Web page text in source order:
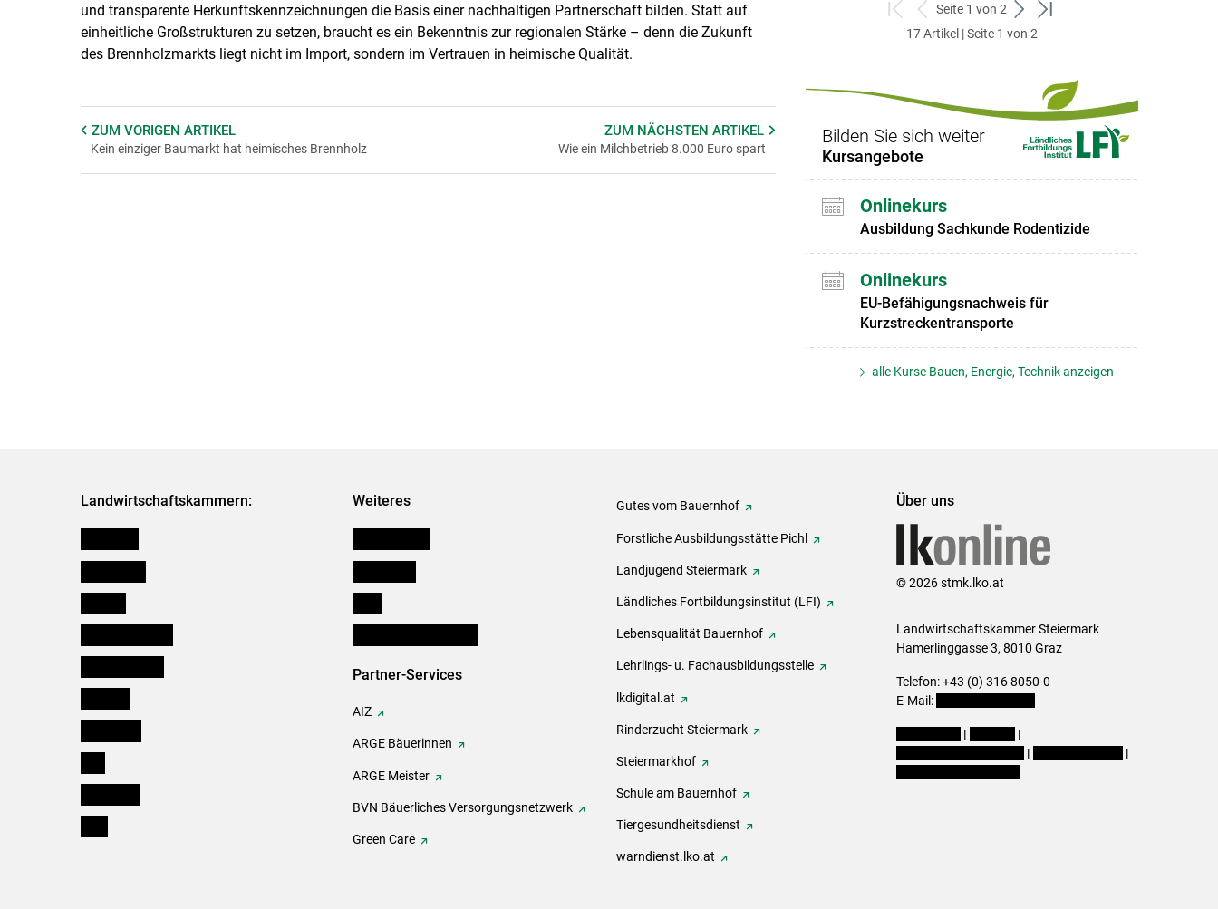
und transparente Herkunftskennzeichnungen die Basis einer nachhaltigen Partnerschaft bilden. Statt auf
einheitliche Großstrukturen zu setzen, braucht es ein Bekenntnis zur regionalen Stärke – denn die Zukunft
des Brennholzmarkts liegt nicht im Import, sondern im Vertrauen in heimische Qualität.
ZUM VORIGEN ARTIKEL
Kein einziger Baumarkt hat heimisches Brennholz
ZUM NÄCHSTENARTIKEL
Wie ein Milchbetrieb 8.000 Euro spart
zum
ersten
zurück
zum
Seite 1 von 2
weiter
zum
zum
17 Artikel | Seite 1 von 2
Bilden Sie sich weiter
Kursangebote
Onlinekurs
Ausbildung Sachkunde Rodentizide
Onlinekurs
EU-Befähigungsnachweis für
Kurzstreckentransporte
alle Kurse Bauen, Energie, Technik anzeigen
Landwirtschaftskammern: Weiteres
Partner-Services
AIZ
ARGE Bäuerinnen
ARGE Meister
BVN Bäuerliches Versorgungsnetzwerk
Green Care
Gutes vom Bauernhof
Forstliche Ausbildungsstätte Pichl
Landjugend Steiermark
Ländliches Fortbildungsinstitut (LFI)
Lebensqualität Bauernhof
Lehrlings- u. Fachausbildungsstelle
lkdigital.at
Rinderzucht Steiermark
Steiermarkhof
Schule am Bauernhof
Tiergesundheitsdienst
warndienst.lko.at
Über uns
© 2026 stmk.lko.at
Landwirtschaftskammer Steiermark
Hamerlinggasse 3, 8010 Graz
Telefon: +43 (0) 316 8050-0
E-Mail:
|
|
|
|